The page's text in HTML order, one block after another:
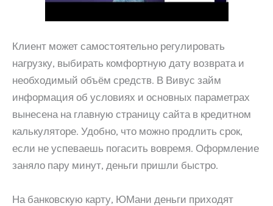
Клиент может самостоятельно регулировать
нагрузку, выбирать комфортную дату возврата и
необходимый объём средств. В Вивус займ
информация об условиях и основных параметрах
вынесена на главную страницу сайта в кредитном
калькуляторе. Удобно, что можно продлить срок,
если не успеваешь погасить вовремя. Оформление
заняло пару минут, деньги пришли быстро.
На банковскую карту, ЮМани деньги приходят